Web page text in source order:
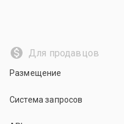
Для продавцов
Размещение
Система запросов